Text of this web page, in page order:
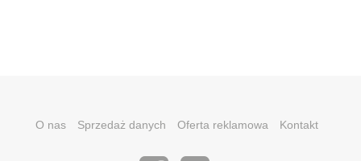
O nas Sprzedaż danych Oferta reklamowa Kontakt